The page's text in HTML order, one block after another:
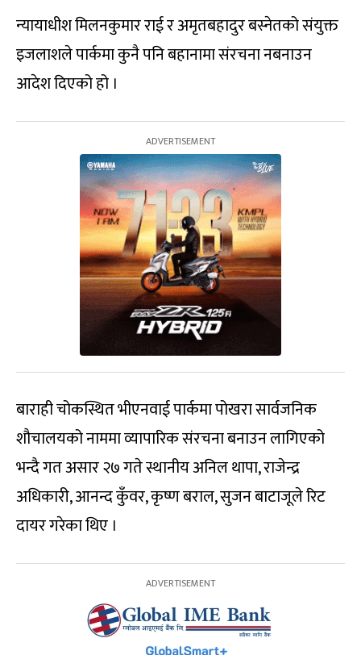
न्यायाधीश मिलनकुमार राई र अमृतबहादुर बस्नेतको संयुक्त
इजलाशले पार्कमा कुनै पनि बहानामा संरचना नबनाउन
आदेश दिएको हो ।
बाराही चोकस्थित भीएनवाई पार्कमा पोखरा सार्वजनिक
शौचालयको नाममा व्यापारिक संरचना बनाउन लागिएको
भन्दै गत असार २७ गते स्थानीय अनिल थापा, राजेन्द्र
अधिकारी, आनन्द कुँवर, कृष्ण बराल, सुजन बाटाजूले रिट
दायर गरेका थिए ।